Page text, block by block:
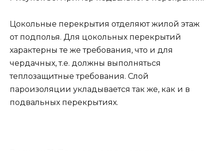
Цокольные перекрытия отделяют жилой этаж
от подполья. Для цокольных перекрытий
характерны те же требования, что и для
чердачных, т.е. должны выполняться
теплозащитные требования. Слой
пароизоляции укладывается так же, как и в
подвальных перекрытиях.